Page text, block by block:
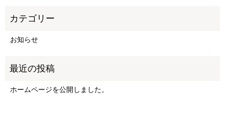
お知らせ
ホームページを公開しました。